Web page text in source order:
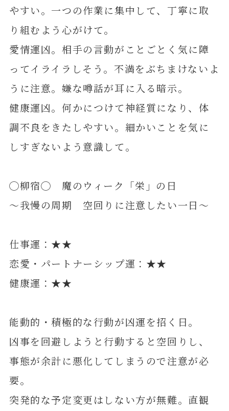
やすい。一つの作業に集中して、丁寧に取
り組むよう心がけて。
愛情運凶。相手の言動がことごとく気に障
ってイライラしそう。不満をぶちまけないよ
うに注意。嫌な噂話が耳に入る暗示。
健康運凶。何かにつけて神経質になり、体
調不良をきたしやすい。細かいことを気に
しすぎないよう意識して。
◯柳宿◯ 魔のウィーク「栄」の日
～我慢の周期 空回りに注意したい一日～
仕事運：★★
恋愛・パートナーシップ運：★★
健康運：★★
能動的・積極的な行動が凶運を招く日。
凶事を回避しようと行動すると空回りし、
事態が余計に悪化してしまうので注意が必
要。
突発的な予定変更はしない方が無難。直観